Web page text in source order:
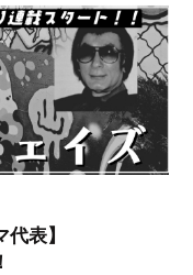
表】